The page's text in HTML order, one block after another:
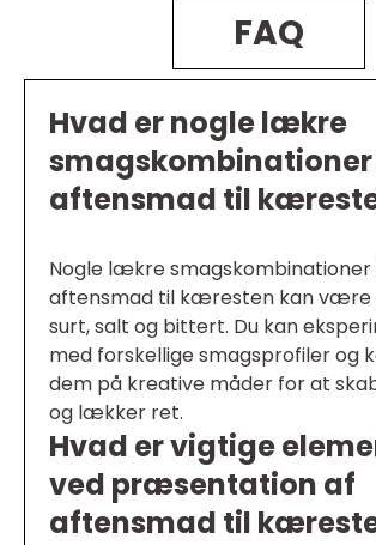
FAQ
Hvad er nogle lækre
aftensmad til
Nogle lækre smagskombinationer
aftensmad til kæresten kan være
surt, salt og bittert. Du kan
med forskellige smagsprofiler og
dem på kreative måder for at
og lækker ret.
Hvad er vigtige
ved præsentation af
aftensmad til